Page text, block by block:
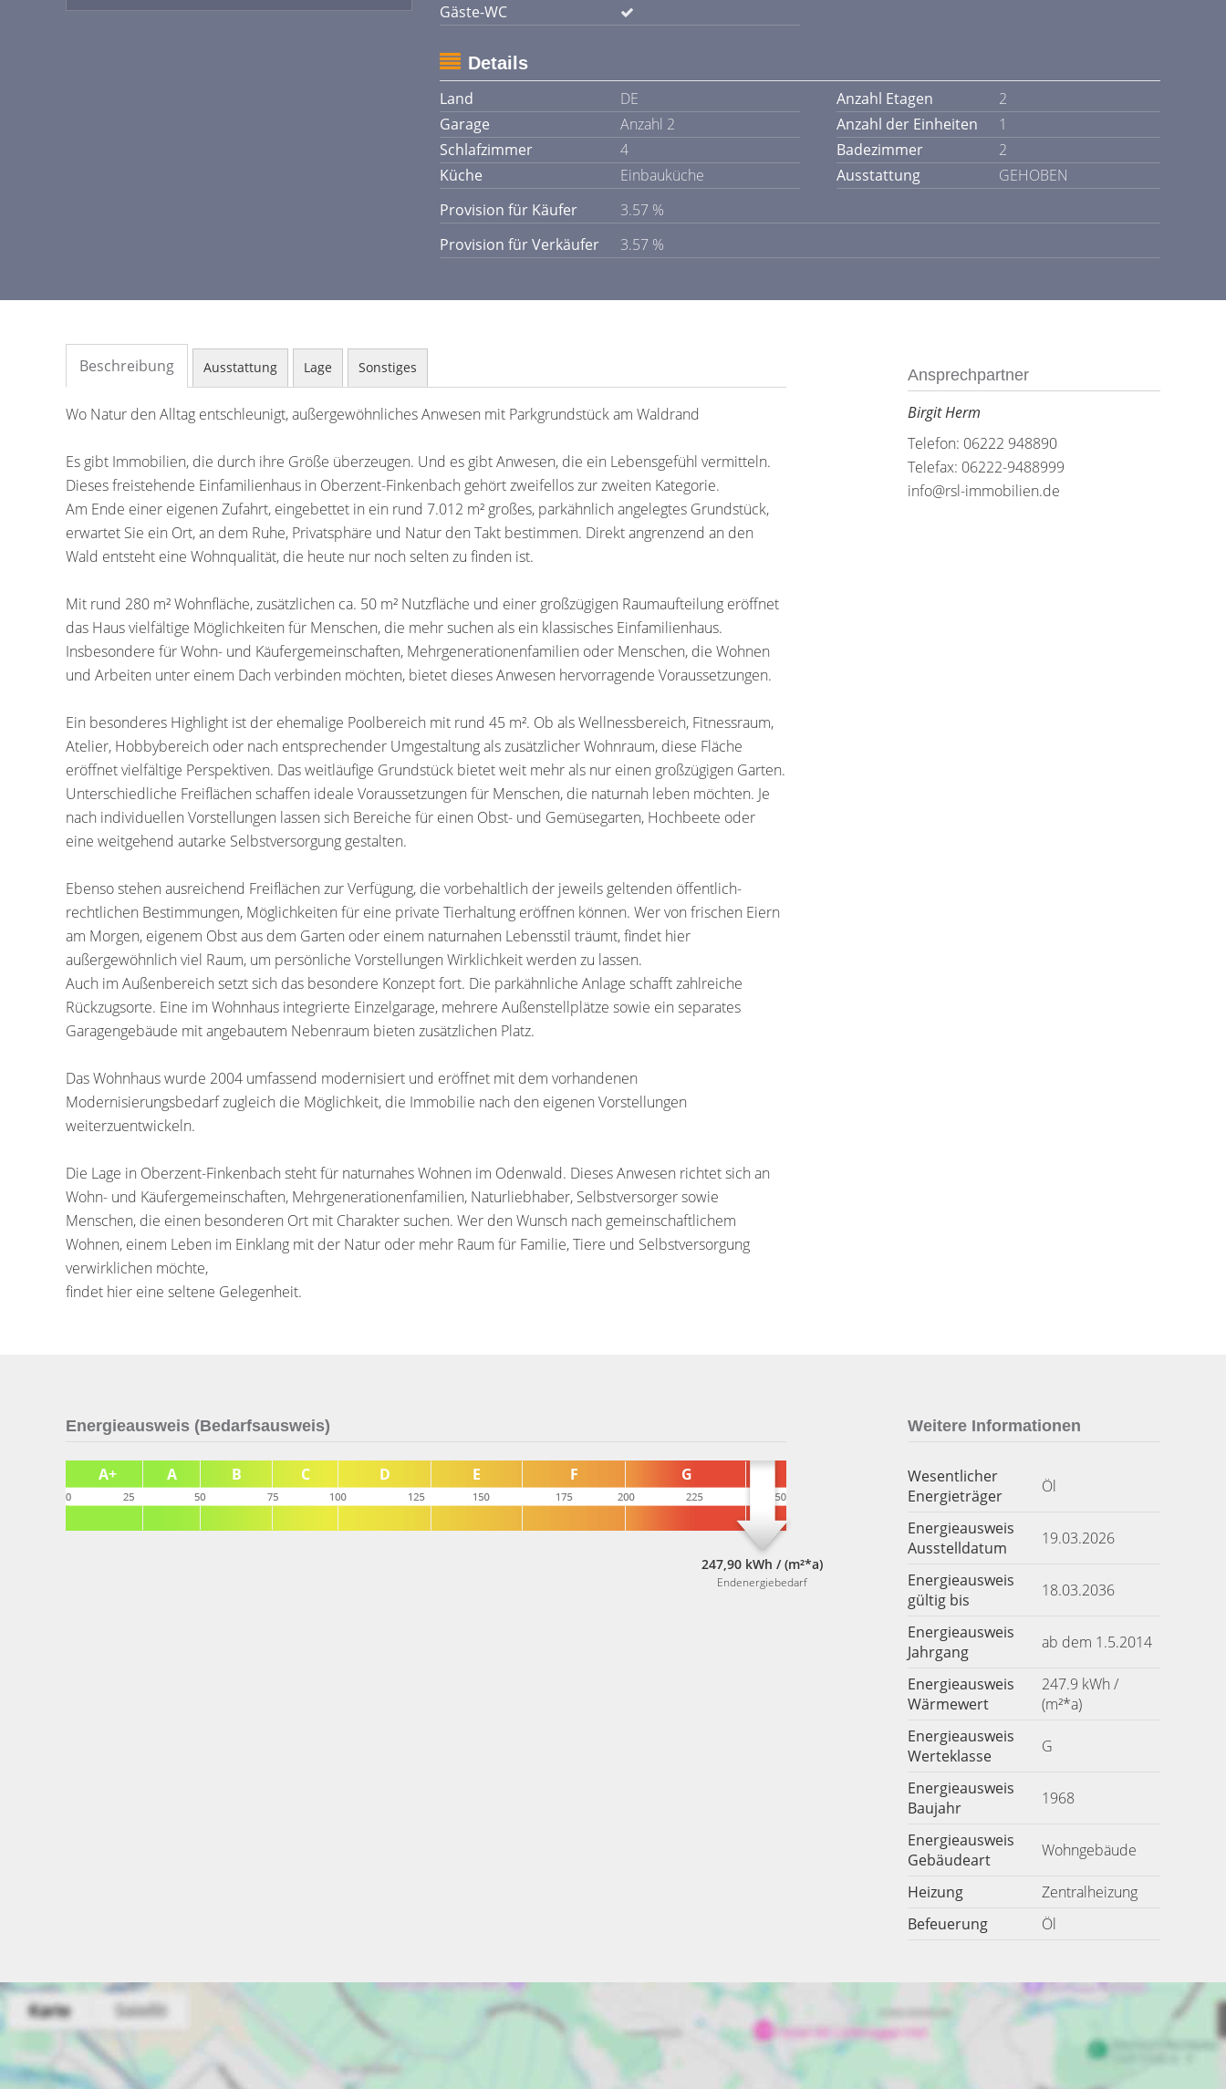
Gäste-WC
Details
Land
DE Anzahl Etagen
2
Garage
Anzahl 2 Anzahl der Einheiten
1
Schlafzimmer
4 Badezimmer
2
Küche
Einbauküche Ausstattung
GEHOBEN
Provision für Käufer
3.57 %
Provision für Verkäufer
3.57 %
Beschreibung Ausstattung Lage Sonstiges
Wo Natur den Alltag entschleunigt, außergewöhnliches Anwesen mit Parkgrundstück am Waldrand
Es gibt Immobilien, die durch ihre Größe überzeugen. Und es gibt Anwesen, die ein Lebensgefühl vermitteln.
Dieses freistehende Einfamilienhaus in Oberzent-Finkenbach gehört zweifellos zur zweiten Kategorie.
Am Ende einer eigenen Zufahrt, eingebettet in ein rund 7.012 m² großes, parkähnlich angelegtes Grundstück,
erwartet Sie ein Ort, an dem Ruhe, Privatsphäre und Natur den Takt bestimmen. Direkt angrenzend an den
Wald entsteht eine Wohnqualität, die heute nur noch selten zu finden ist.
Mit rund 280 m² Wohnfläche, zusätzlichen ca. 50 m² Nutzfläche und einer großzügigen Raumaufteilung eröffnet
das Haus vielfältige Möglichkeiten für Menschen, die mehr suchen als ein klassisches Einfamilienhaus.
Insbesondere für Wohn- und Käufergemeinschaften, Mehrgenerationenfamilien oder Menschen, die Wohnen
und Arbeiten unter einem Dach verbinden möchten, bietet dieses Anwesen hervorragende Voraussetzungen.
Ein besonderes Highlight ist der ehemalige Poolbereich mit rund 45 m². Ob als Wellnessbereich, Fitnessraum,
Atelier, Hobbybereich oder nach entsprechender Umgestaltung als zusätzlicher Wohnraum, diese Fläche
eröffnet vielfältige Perspektiven. Das weitläufige Grundstück bietet weit mehr als nur einen großzügigen Garten.
Unterschiedliche Freiflächen schaffen ideale Voraussetzungen für Menschen, die naturnah leben möchten. Je
nach individuellen Vorstellungen lassen sich Bereiche für einen Obst- und Gemüsegarten, Hochbeete oder
eine weitgehend autarke Selbstversorgung gestalten.
Ebenso stehen ausreichend Freiflächen zur Verfügung, die vorbehaltlich der jeweils geltenden öffentlich-
rechtlichen Bestimmungen, Möglichkeiten für eine private Tierhaltung eröffnen können. Wer von frischen Eiern
am Morgen, eigenem Obst aus dem Garten oder einem naturnahen Lebensstil träumt, findet hier
außergewöhnlich viel Raum, um persönliche Vorstellungen Wirklichkeit werden zu lassen.
Auch im Außenbereich setzt sich das besondere Konzept fort. Die parkähnliche Anlage schafft zahlreiche
Rückzugsorte. Eine im Wohnhaus integrierte Einzelgarage, mehrere Außenstellplätze sowie ein separates
Garagengebäude mit angebautem Nebenraum bieten zusätzlichen Platz.
Das Wohnhaus wurde 2004 umfassend modernisiert und eröffnet mit dem vorhandenen
Modernisierungsbedarf zugleich die Möglichkeit, die Immobilie nach den eigenen Vorstellungen
weiterzuentwickeln.
Die Lage in Oberzent-Finkenbach steht für naturnahes Wohnen im Odenwald. Dieses Anwesen richtet sich an
Wohn- und Käufergemeinschaften, Mehrgenerationenfamilien, Naturliebhaber, Selbstversorger sowie
Menschen, die einen besonderen Ort mit Charakter suchen. Wer den Wunsch nach gemeinschaftlichem
Wohnen, einem Leben im Einklang mit der Natur oder mehr Raum für Familie, Tiere und Selbstversorgung
verwirklichen möchte,
findet hier eine seltene Gelegenheit.
Ansprechpartner
Birgit Herm
Telefon: 06222 948890
Telefax: 06222-9488999
info@rsl-immobilien.de
Energieausweis (Bedarfsausweis)
247,90 kWh / (m²*a)
Endenergiebedarf
Weitere Informationen
Wesentlicher
Energieträger
Öl
Energieausweis
Ausstelldatum
19.03.2026
Energieausweis
gültig bis
18.03.2036
Energieausweis
Jahrgang
ab dem 1.5.2014
Energieausweis
Wärmewert
247.9 kWh /
(m²*a)
Energieausweis
Werteklasse
G
Energieausweis
Baujahr
1968
Energieausweis
Gebäudeart
Wohngebäude
Heizung
Zentralheizung
Befeuerung
Öl